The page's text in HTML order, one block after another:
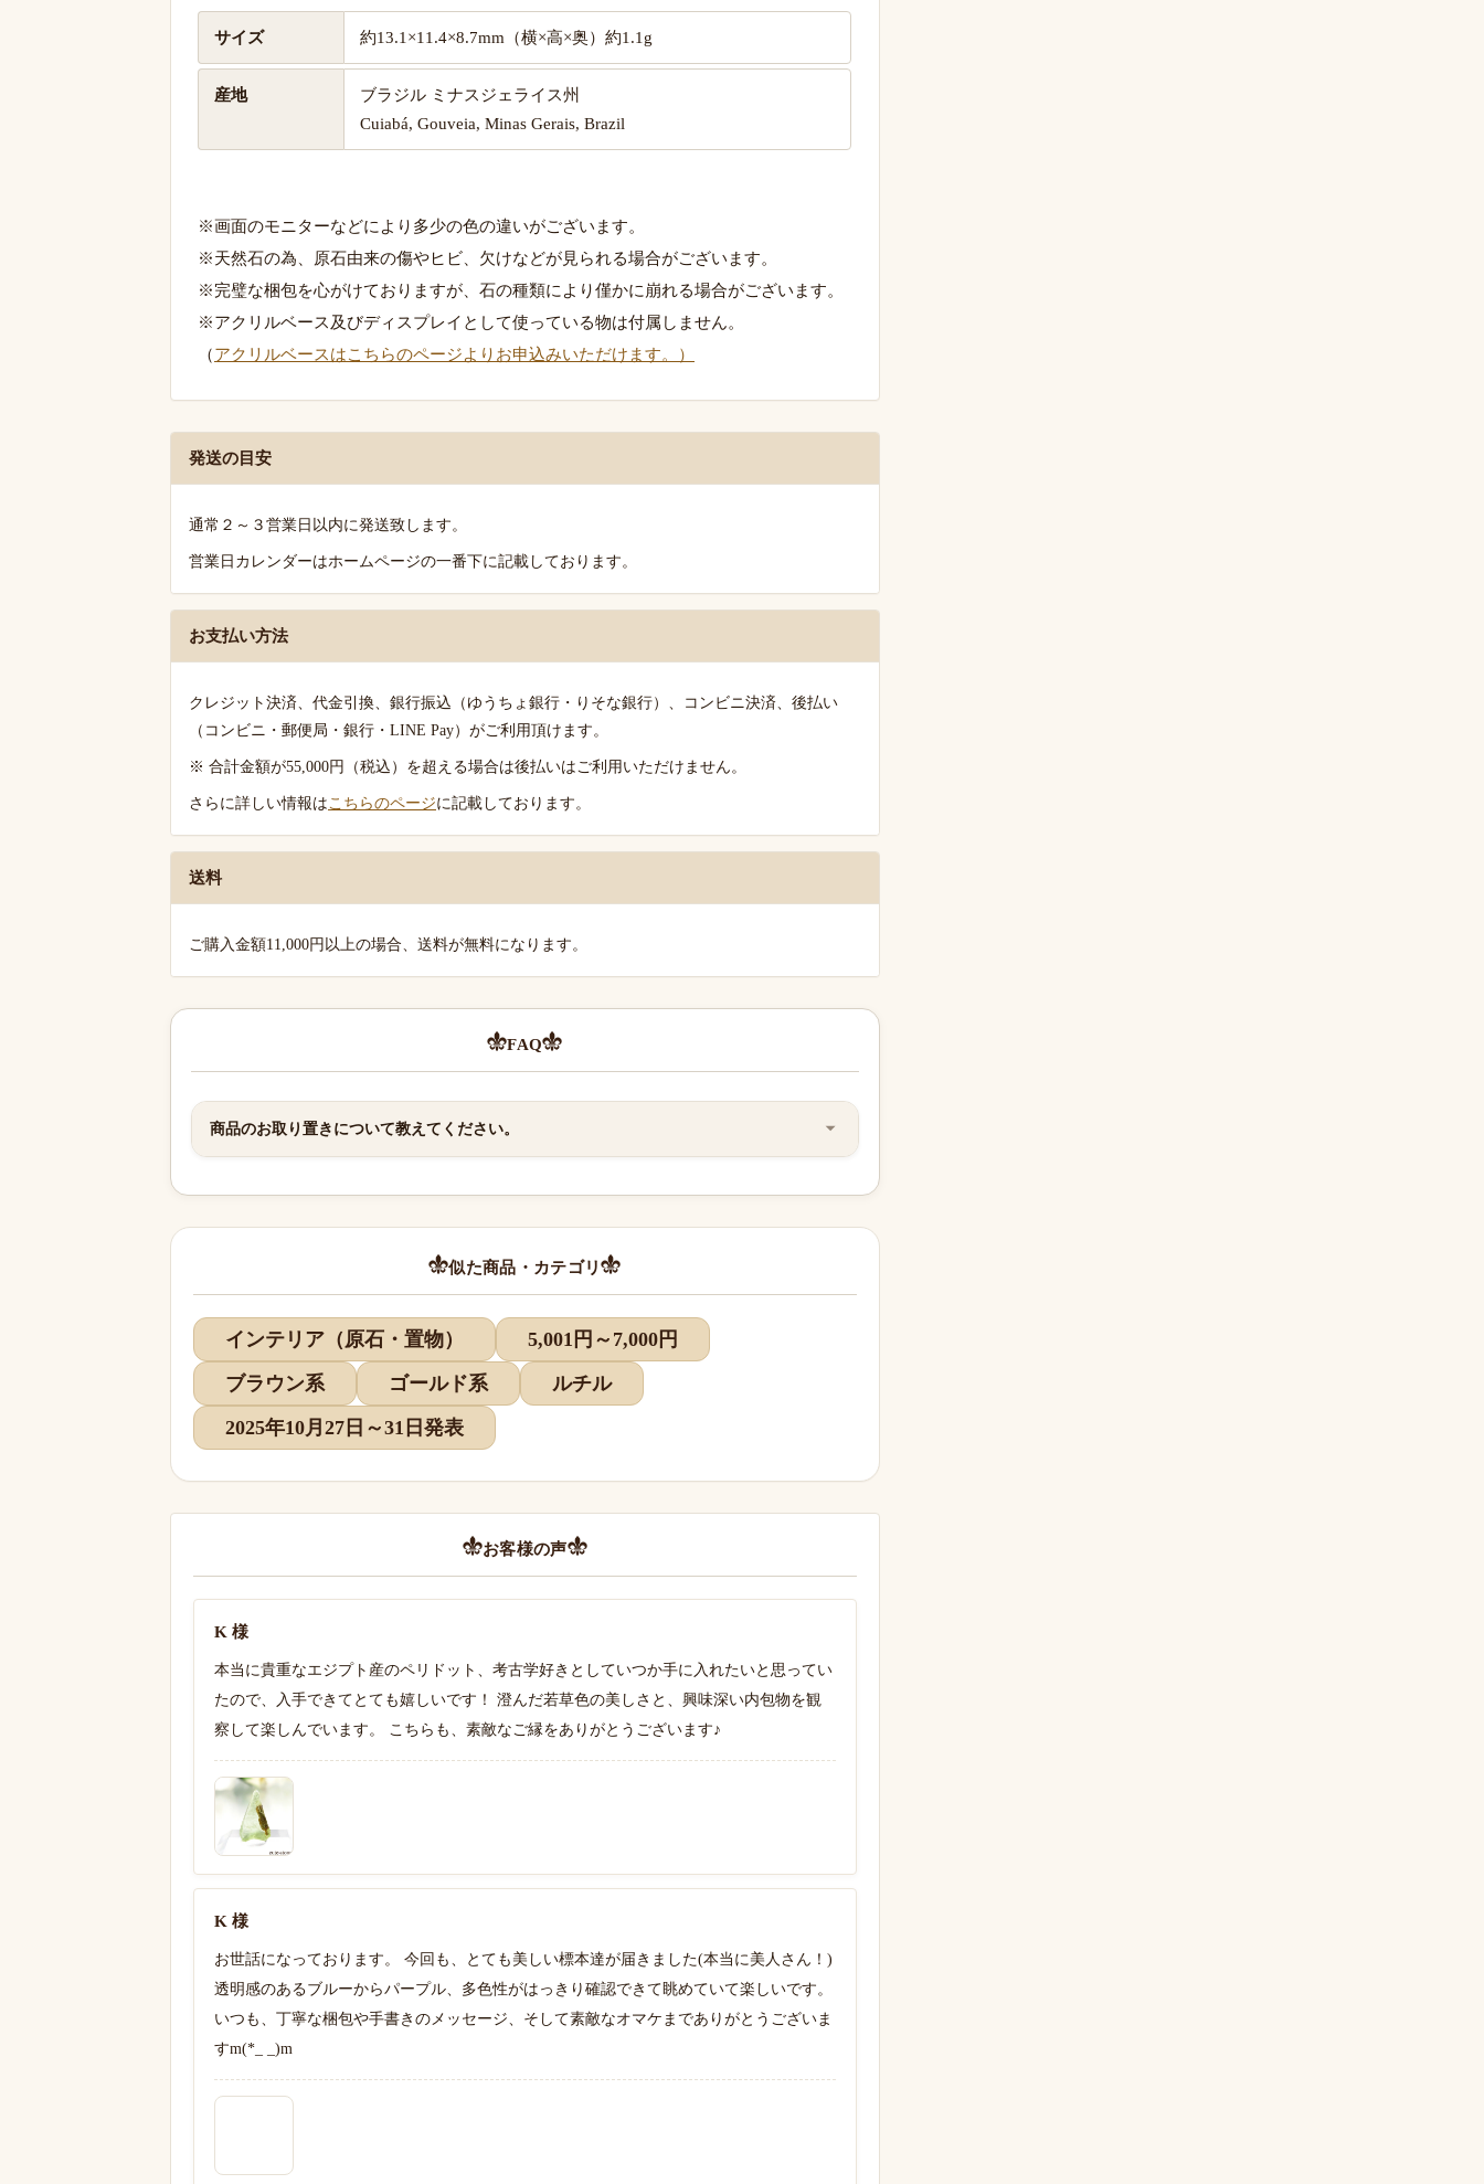
サイズ 約13.1×11.4×8.7mm（横×高×奥）約1.1g
産地
ブラジル ミナスジェライス州
Cuiabá, Gouveia, Minas Gerais, Brazil
※画面のモニターなどにより多少の色の違いがございます。
※天然石の為、原石由来の傷やヒビ、欠けなどが見られる場合がございます。
※完璧な梱包を心がけておりますが、石の種類により僅かに崩れる場合がございます。
※アクリルベース及びディスプレイとして使っている物は付属しません。
（アクリルベースはこちらのページよりお申込みいただけます。）
い・
料
発送の目安
通常２～３営業日以内に発送致します。
営業日カレンダーはホームページの一番下に記載しております。
お支払い方法
クレジット決済、代金引換、銀行振込（ゆうちょ銀行・りそな銀行）、コンビニ決済、後払い
（コンビニ・郵便局・銀行・LINE Pay）がご利用頂けます。
※ 合計金額が55,000円（税込）を超える場合は後払いはご利用いただけません。
さらに詳しい情報は こちらのページに記載しております。
送料
ご購入金額11,000円以上の場合、送料が無料になります。
FAQ
商品のお取り置きについて教えてください。
似た商品・カテゴリ
インテリア（原石・置物）
5,001円～7,000円
ブラウン系
ゴールド系
ルチル
2025年10月27日～31日発表
お客様の声
K 様
本当に貴重なエジプト産のペリドット、考古学好きとしていつか手に入れたいと思ってい
たので、入手できてとても嬉しいです！ 澄んだ若草色の美しさと、興味深い内包物を観
察して楽しんでいます。 こちらも、素敵なご縁をありがとうございます♪
K 様
お世話になっております。 今回も、とても美しい標本達が届きました(本当に美人さん！)
透明感のあるブルーからパープル、多色性がはっきり確認できて眺めていて楽しいです。
いつも、丁寧な梱包や手書きのメッセージ、そして素敵なオマケまでありがとうございま
すm(*_ _)m